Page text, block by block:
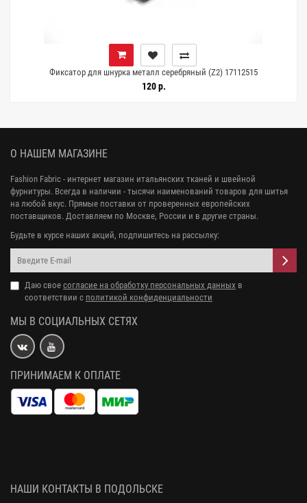
Фиксатор для шнурка металл серебряный (Z2) 17112515
120 р.
О НАШЕМ МАГАЗИНЕ
Fashion Fabric - интернет магазин итальянских тканей и швейной
фурнитуры. Всегда в наличии - тысячи наименований товаров для шитья
на любой вкус. Прямые поставки от проверенных европейских
поставщиков. Доставляем по Москве, России и в другие страны.
Будьте в курсе наших акций, подпишитесь на рассылку:
Даю свое согласие на обработку персональных данных в
соответствии с политикой конфиденциальности
МЫ В СОЦИАЛЬНЫХ СЕТЯХ
ПРИНИМАЕМ К ОПЛАТЕ
НАШИ КОНТАКТЫ В ПОДОЛЬСКЕ